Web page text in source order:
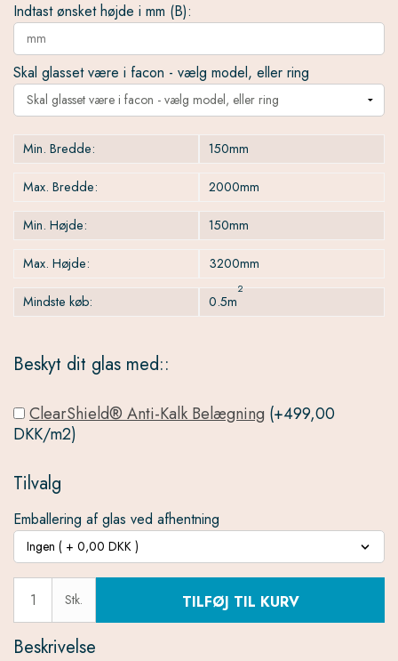
Indtast ønsket højde i mm (B):
Skal glasset være i facon - vælg model, eller ring
Skal glasset være i facon - vælg model, eller ring
Min. Bredde: 150mm
Max. Bredde: 2000mm
Min. Højde: 150mm
Max. Højde: 3200mm
Mindste køb: 0.5m
2
Beskyt dit glas med::
ClearShield® Anti-Kalk Belægning (+499,00
DKK/m2)
Tilvalg
Emballering af glas ved afhentning
Stk. TILFØJ TIL KURV
Beskrivelse